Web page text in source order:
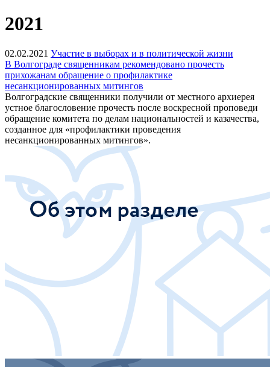
2021
02.02.2021 Участие в выборах и в политической жизни
В Волгограде священникам рекомендовано прочесть
прихожанам обращение о профилактике
несанкционированных митингов
Волгоградские священники получили от местного архиерея
устное благословение прочесть после воскресной проповеди
обращение комитета по делам национальностей и казачества,
созданное для «профилактики проведения
несанкционированных митингов».